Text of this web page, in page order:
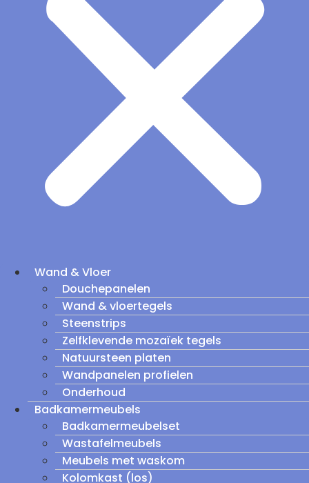
Wand & Vloer
Douchepanelen
Wand & vloertegels
Steenstrips
Zelfklevende mozaïek tegels
Natuursteen platen
Wandpanelen profielen
Onderhoud
Badkamermeubels
Badkamermeubelset
Wastafelmeubels
Meubels met waskom
Kolomkast (los)